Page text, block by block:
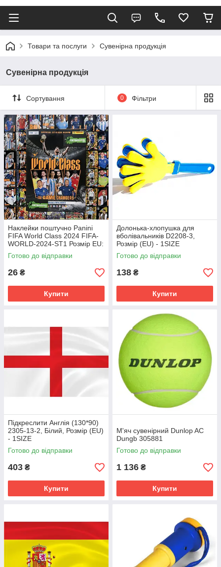
Товари та послуги Сувенірна продукція
Сувенірна продукція
Сортування 0 Фільтри
Наклейки поштучно Panini
FIFA World Class 2024 FIFA-
WORLD-2024-ST1 Розмір EU:
1SIZE
Готово до відправки
26 ₴
Купити
Долонька-хлопушка для
вболівальників D2208-3,
Розмір (EU) - 1SIZE
Готово до відправки
138 ₴
Купити
Підкреслити Англія (130*90)
2305-13-2, Білий, Розмір (EU)
- 1SIZE
Готово до відправки
403 ₴
Купити
М'яч сувенірний Dunlop AC
Dungb 305881
Готово до відправки
1 136 ₴
Купити